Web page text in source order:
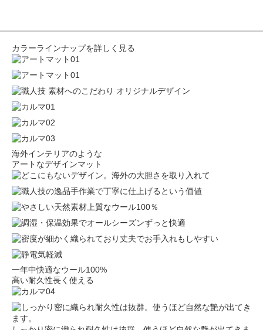
カラーラインナップを詳しく見る
海外インテリアのような
アートなデザインマット
一年中快適なウール100%
高い耐久性長く使える